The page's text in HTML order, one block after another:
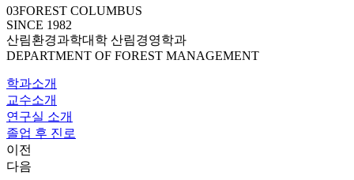
03FOREST COLUMBUS
SINCE 1982
산림환경과학대학 산림경영학과
DEPARTMENT OF FOREST MANAGEMENT
학과소개
교수소개
연구실 소개
졸업 후 진로
이전
다음